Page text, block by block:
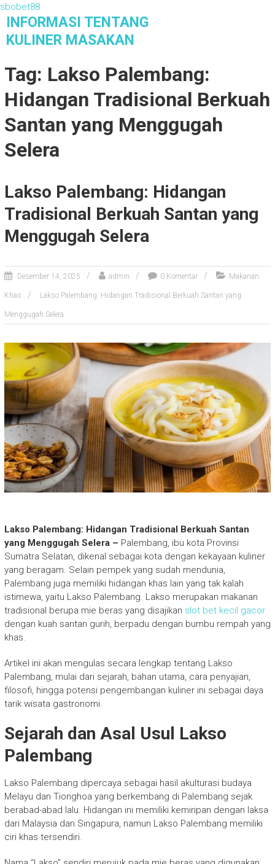
sbobet88
INFORMASI TENTANG
KULINER MASAKAN
Tag: Lakso Palembang:
Hidangan Tradisional Berkuah
Santan yang Menggugah
Selera
Lakso Palembang: Hidangan
Tradisional Berkuah Santan yang
Menggugah Selera
Desember 14, 2025 admin 0 Komentar Makanan
Khas Lakso Palembang: Hidangan Tradisional Berkuah Santan yang
Menggugah Selera
Lakso Palembang: Hidangan Tradisional Berkuah Santan
yang Menggugah Selera – Palembang, ibu kota Provinsi
Sumatra Selatan, dikenal sebagai kota dengan kekayaan kuliner
yang beragam. Selain pempek yang sudah mendunia,
Palembang juga memiliki hidangan khas lain yang tak kalah
istimewa, yaitu Lakso Palembang. Lakso merupakan makanan
tradisional berupa mie beras yang disajikan slot bet kecil gacor
dengan kuah santan gurih, berpadu dengan bumbu rempah yang
khas.
Artikel ini akan mengulas secara lengkap tentang Lakso
Palembang, mulai dari sejarah, bahan utama, cara penyajian,
filosofi, hingga potensi pengembangan kuliner ini sebagai daya
tarik wisata gastronomi.
Sejarah dan Asal Usul Lakso
Palembang
Lakso Palembang dipercaya sebagai hasil akulturasi budaya
Melayu dan Tionghoa yang berkembang di Palembang sejak
berabad-abad lalu. Hidangan ini memiliki kemiripan dengan laksa
dari Malaysia dan Singapura, namun Lakso Palembang memiliki
ciri khas tersendiri.